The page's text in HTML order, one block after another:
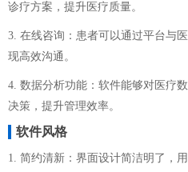
诊疗方案，提升医疗质量。
3. 在线咨询：患者可以通过平台与
现高效沟通。
4. 数据分析功能：软件能够对医疗
决策，提升管理效率。
软件风格
1. 简约清新：界面设计简洁明了，